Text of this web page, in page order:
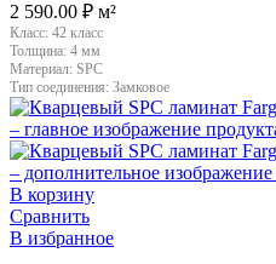
2 590.00 ₽ м²
Класс: 42 класс
Толщина: 4 мм
Материал: SPC
Тип соединения: Замковое
В корзину
Сравнить
В избранное